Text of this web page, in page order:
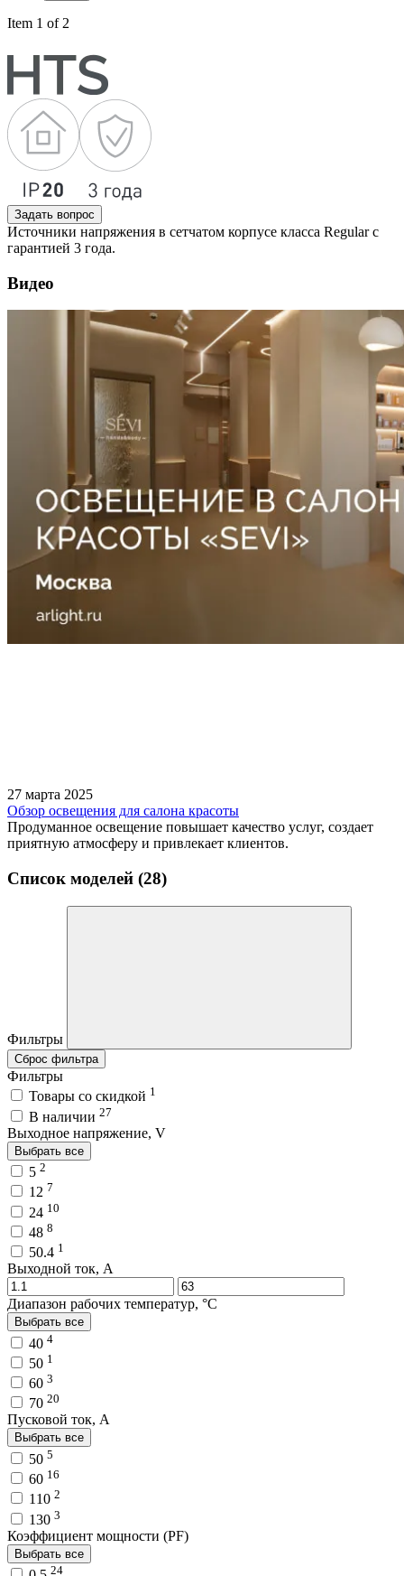
Item 1 of 2
Задать вопрос
Источники напряжения в сетчатом корпусе класса Regular с
гарантией 3 года.
Видео
27 марта 2025
Обзор освещения для салона красоты
Продуманное освещение повышает качество услуг, создает
приятную атмосферу и привлекает клиентов.
Список моделей (28)
Фильтры
Сброс фильтра
Фильтры
Товары со скидкой 1
В наличии 27
Выходное напряжение, V
Выбрать все
5 2
12 7
24 10
48 8
50.4 1
Выходной ток, A
Диапазон рабочих температур, °C
Выбрать все
40 4
50 1
60 3
70 20
Пусковой ток, A
Выбрать все
50 5
60 16
110 2
130 3
Коэффициент мощности (PF)
Выбрать все
24